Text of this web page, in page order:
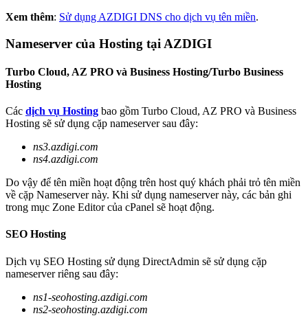
Xem thêm: Sử dụng AZDIGI DNS cho dịch vụ tên miền.
Nameserver của Hosting tại AZDIGI
Turbo Cloud, AZ PRO và Business Hosting/Turbo Business
Hosting
Các dịch vụ Hosting bao gồm Turbo Cloud, AZ PRO và Business
Hosting sẽ sử dụng cặp nameserver sau đây:
ns3.azdigi.com
ns4.azdigi.com
Do vậy để tên miền hoạt động trên host quý khách phải trỏ tên miền
về cặp Nameserver này. Khi sử dụng nameserver này, các bản ghi
trong mục Zone Editor của cPanel sẽ hoạt động.
SEO Hosting
Dịch vụ SEO Hosting sử dụng DirectAdmin sẽ sử dụng cặp
nameserver riêng sau đây:
ns1-seohosting.azdigi.com
ns2-seohosting.azdigi.com